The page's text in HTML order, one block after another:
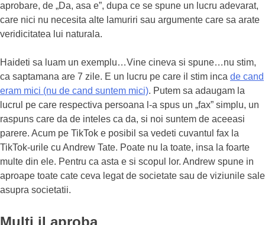
aprobare, de „Da, asa e”, dupa ce se spune un lucru adevarat,
care nici nu necesita alte lamuriri sau argumente care sa arate
veridicitatea lui naturala.
Haideti sa luam un exemplu…Vine cineva si spune…nu stim,
ca saptamana are 7 zile. E un lucru pe care il stim inca de cand
eram mici (nu de cand suntem mici). Putem sa adaugam la
lucrul pe care respectiva persoana l-a spus un „fax” simplu, un
raspuns care da de inteles ca da, si noi suntem de aceeasi
parere. Acum pe TikTok e posibil sa vedeti cuvantul fax la
TikTok-urile cu Andrew Tate. Poate nu la toate, insa la foarte
multe din ele. Pentru ca asta e si scopul lor. Andrew spune in
aproape toate cate ceva legat de societate sau de viziunile sale
asupra societatii.